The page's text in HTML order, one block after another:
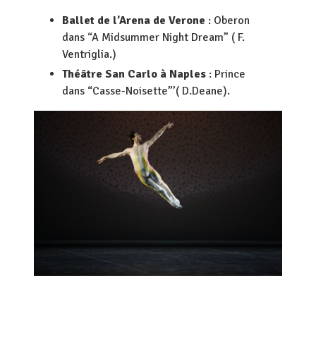
Ballet de l’Arena de Verone : Oberon
dans “A Midsummer Night Dream” ( F.
Ventriglia.)
Théâtre San Carlo à Naples : Prince
dans “Casse-Noisette”’( D.Deane).